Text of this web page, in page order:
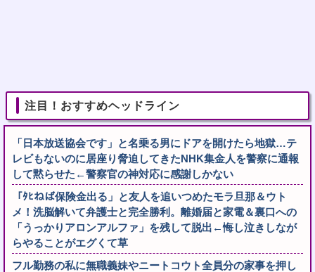
注目！おすすめヘッドライン
「日本放送協会です」と名乗る男にドアを開けたら地獄…テ
レビもないのに居座り脅迫してきたNHK集金人を警察に通報
して黙らせた←警察官の神対応に感謝しかない
「ﾀﾋねば保険金出る」と友人を追いつめたモラ旦那＆ウト
メ！洗脳解いて弁護士と完全勝利。離婚届と家電＆裏口への
「うっかりアロンアルファ」を残して脱出←悔し泣きしなが
らやることがエグくて草
フル勤務の私に無職義妹やニートコウト全員分の家事を押し